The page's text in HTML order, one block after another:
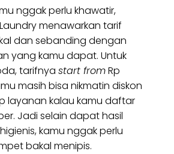
nggak perlu khawatir,
menawarkan tarif
dan sebanding dengan
yang kamu dapat. Untuk
tarifnya start fromRp
masih bisa nikmatin diskon
layanan kalau kamu daftar
Jadi selain dapat hasil
kamu nggak perlu
bakal menipis.